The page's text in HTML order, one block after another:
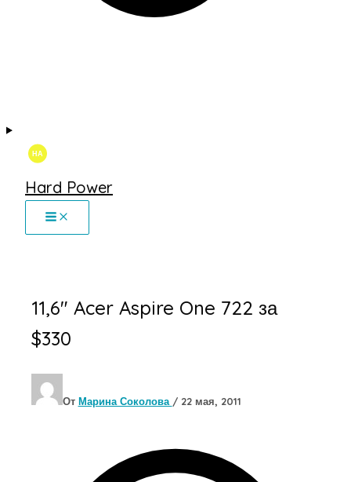
Hard Power
11,6″ Acer Aspire One 722 за
$330
От Марина Соколова / 22 мая, 2011